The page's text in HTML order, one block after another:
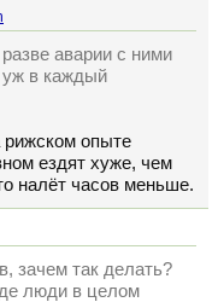
аварии с ними
в каждый
рижском опыте
ездят хуже, чем
налёт часов меньше.
зачем так делать?
люди в целом